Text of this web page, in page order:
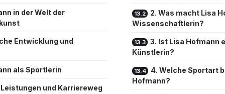
in der Welt der
Entwicklung und
als Sportlerin
und Karriereweg
2. Was macht Lisa
Wissenschaftlerin?
3. Ist Lisa Hofmann
Künstlerin?
4. Welche Sportart
Hofmann?